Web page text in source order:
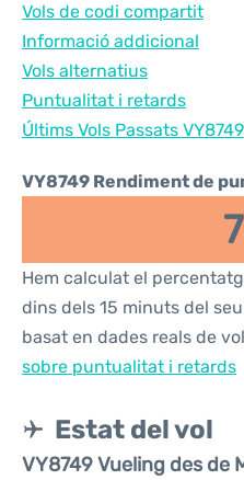
Vols de codi compartit
Informació addicional
Vols alternatius
Puntualitat i retards
Últims Vols Passats VY8749
VY8749 Rendiment de
Hem calculat el
dins dels 15 minuts del
basat en dades reals de
sobre puntualitat i retards
Estat del vol
VY8749 Vueling des de